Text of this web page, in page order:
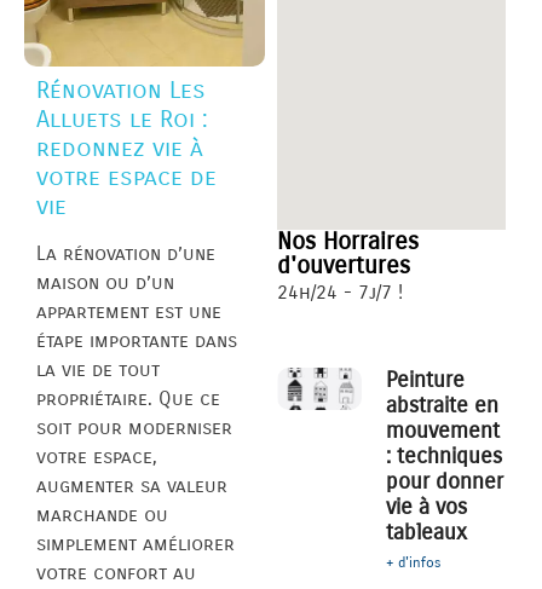
Rénovation Les
Alluets le Roi :
redonnez vie à
votre espace de
vie
La rénovation d’une
maison ou d’un
appartement est une
étape importante dans
la vie de tout
propriétaire. Que ce
soit pour moderniser
votre espace,
augmenter sa valeur
marchande ou
simplement améliorer
votre confort au
Nos Horraires
d'ouvertures
24h/24 - 7j/7 !
Peinture
abstraite en
mouvement
: techniques
pour donner
vie à vos
tableaux
+ d'infos